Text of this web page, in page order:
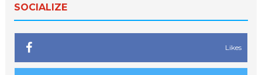
SOCIALIZE
Likes